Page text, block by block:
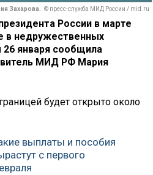
Захарова. © пресс-служба МИД России / mid.ru
России в марте
в недружественных
26 января сообщила
МИД РФ Мария
будет открыто около
выплаты и пособия
с первого